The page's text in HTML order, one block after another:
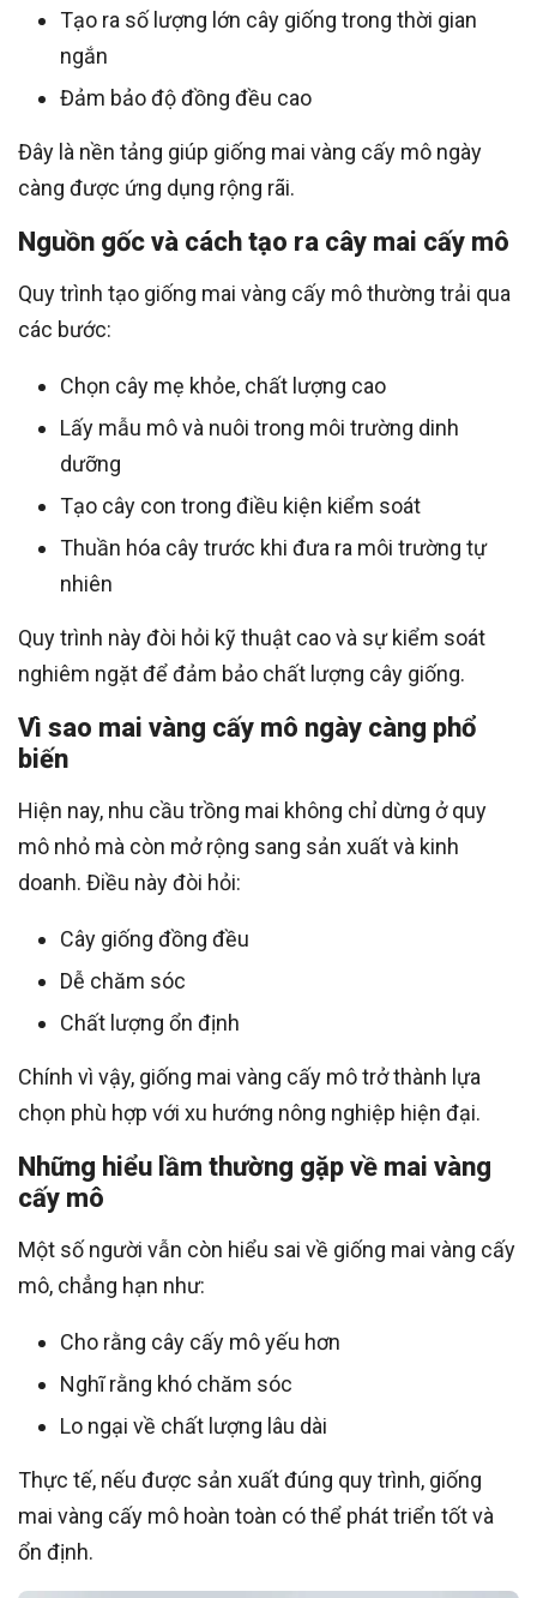
Tạo ra số lượng lớn cây giống trong thời gian
ngắn
Đảm bảo độ đồng đều cao
Đây là nền tảng giúp giống mai vàng cấy mô ngày
càng được ứng dụng rộng rãi.
Nguồn gốc và cách tạo ra cây mai cấy mô
Quy trình tạo giống mai vàng cấy mô thường trải qua
các bước:
Chọn cây mẹ khỏe, chất lượng cao
Lấy mẫu mô và nuôi trong môi trường dinh
dưỡng
Tạo cây con trong điều kiện kiểm soát
Thuần hóa cây trước khi đưa ra môi trường tự
nhiên
Quy trình này đòi hỏi kỹ thuật cao và sự kiểm soát
nghiêm ngặt để đảm bảo chất lượng cây giống.
Vì sao mai vàng cấy mô ngày càng phổ
biến
Hiện nay, nhu cầu trồng mai không chỉ dừng ở quy
mô nhỏ mà còn mở rộng sang sản xuất và kinh
doanh. Điều này đòi hỏi:
Cây giống đồng đều
Dễ chăm sóc
Chất lượng ổn định
Chính vì vậy, giống mai vàng cấy mô trở thành lựa
chọn phù hợp với xu hướng nông nghiệp hiện đại.
Những hiểu lầm thường gặp về mai vàng
cấy mô
Một số người vẫn còn hiểu sai về giống mai vàng cấy
mô, chẳng hạn như:
Cho rằng cây cấy mô yếu hơn
Nghĩ rằng khó chăm sóc
Lo ngại về chất lượng lâu dài
Thực tế, nếu được sản xuất đúng quy trình, giống
mai vàng cấy mô hoàn toàn có thể phát triển tốt và
ổn định.